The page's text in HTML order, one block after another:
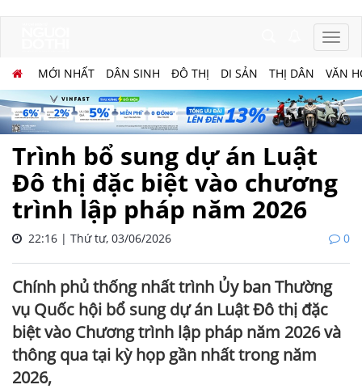
MỚI NHẤT DÂN SINH ĐÔ THỊ DI SẢN THỊ DÂN VĂN
Trình bổ sung dự án Luật
Đô thị đặc biệt vào chương
trình lập pháp năm 2026
22:16 | Thứ tư, 03/06/2026 0
Chính phủ thống nhất trình Ủy ban Thường
vụ Quốc hội bổ sung dự án Luật Đô thị đặc
biệt vào Chương trình lập pháp năm 2026 và
thông qua tại kỳ họp gần nhất trong năm
2026,